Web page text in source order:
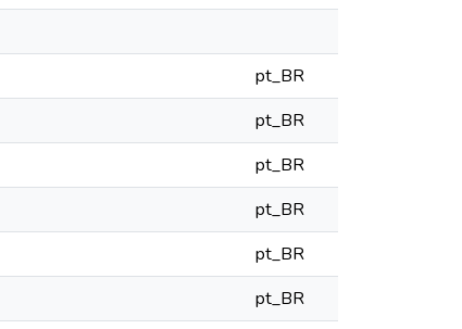
pt_BR
pt_BR
pt_BR
pt_BR
pt_BR
pt_BR